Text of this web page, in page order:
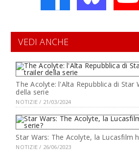
VEDI ANCHE
The Acolyte: l'Alta Repubblica di Star
della serie
NOTIZIE / 21/03/2024
Star Wars: The Acolyte, la Lucasfilm
NOTIZIE / 26/06/2023